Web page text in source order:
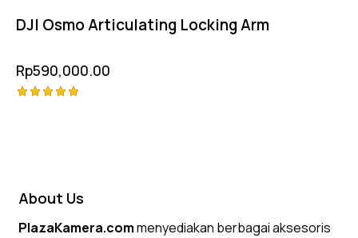
DJI Osmo Articulating Locking Arm
Rp590,000.00
About Us
PlazaKamera.commenyediakan berbagai aksesoris